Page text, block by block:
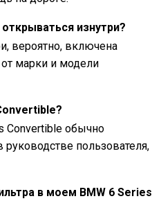
изнутри?
вероятно, включена
марки и модели
Convertible обычно
пользователя,
в моем BMW 6 Series